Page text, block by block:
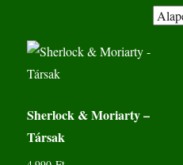
Sherlock & Moriarty –
Társak